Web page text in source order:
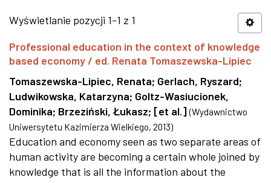
Wyświetlanie pozycji 1-1 z 1
Professional education in the context of knowledge
based economy / ed. Renata Tomaszewska-Lipiec
Tomaszewska-Lipiec, Renata; Gerlach, Ryszard;
Ludwikowska, Katarzyna; Goltz-Wasiucionek,
Dominika; Brzeziński, Łukasz; [et al.] (Wydawnictwo
Uniwersytetu Kazimierza Wielkiego, 2013)
Education and economy seen as two separate areas of
human activity are becoming a certain whole joined by
knowledge that is all the information about the